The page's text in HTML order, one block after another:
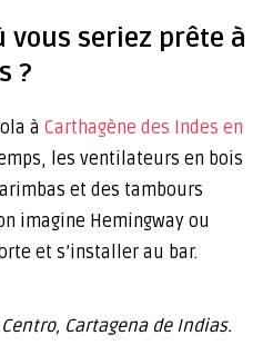
vous seriez prête à
?
à Carthagène des Indes en
les ventilateurs en bois
et des tambours
imagine Hemingway ou
et s’installer au bar.
Centro, Cartagena de Indias.